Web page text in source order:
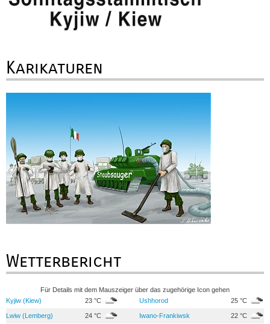
Karikaturen
Wetterbericht
Für Details mit dem Mauszeiger über das zugehörige Icon gehen
Kyjiw (Kiew)
23 °C Ushhorod 25 °C
Lwiw (Lemberg) 24 °C Iwano-Frankiwsk 22 °C